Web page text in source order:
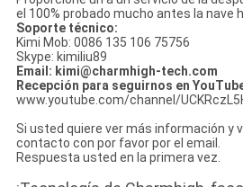
el 100% probado mucho antes la nave
Soporte técnico:
Kimi Mob: 0086 135 106 75756
Skype: kimiliu89
Email: kimi@charmhigh-tech.com
Recepción para seguirnos en
www.youtube.com/channel/
Si usted quiere ver más información y
contacto con por favor por el email.
Respuesta usted en la primera vez.